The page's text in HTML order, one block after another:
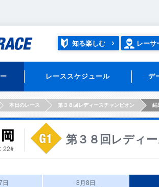
知る楽しむ レーサ
レーススケジュール デ
本日のレース 第３８回レディースチャンピオン 結
第３８回レディ
日 8月8日